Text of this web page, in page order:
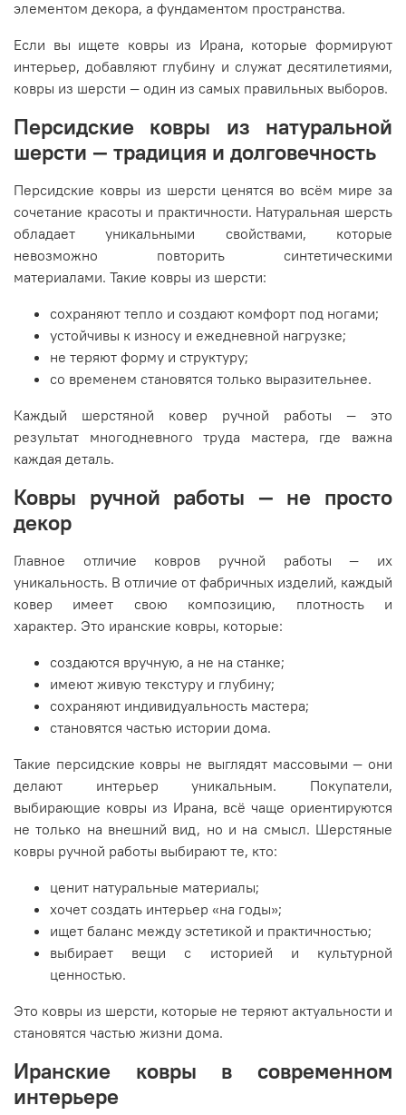
элементом декора, а фундаментом пространства.
Если вы ищете ковры из Ирана, которые формируют
интерьер, добавляют глубину и служат десятилетиями,
ковры из шерсти — один из самых правильных выборов.
Персидские ковры из натуральной
шерсти — традиция и долговечность
Персидские ковры из шерсти ценятся во всём мире за
сочетание красоты и практичности. Натуральная шерсть
обладает уникальными свойствами, которые
невозможно повторить синтетическими
материалами. Такие ковры из шерсти:
сохраняют тепло и создают комфорт под ногами;
устойчивы к износу и ежедневной нагрузке;
не теряют форму и структуру;
со временем становятся только выразительнее.
Каждый шерстяной ковер ручной работы — это
результат многодневного труда мастера, где важна
каждая деталь.
Ковры ручной работы — не просто
декор
Главное отличие ковров ручной работы — их
уникальность. В отличие от фабричных изделий, каждый
ковер имеет свою композицию, плотность и
характер. Это иранские ковры, которые:
создаются вручную, а не на станке;
имеют живую текстуру и глубину;
сохраняют индивидуальность мастера;
становятся частью истории дома.
Такие персидские ковры не выглядят массовыми — они
делают интерьер уникальным. Покупатели,
выбирающие ковры из Ирана, всё чаще ориентируются
не только на внешний вид, но и на смысл. Шерстяные
ковры ручной работы выбирают те, кто:
ценит натуральные материалы;
хочет создать интерьер «на годы»;
ищет баланс между эстетикой и практичностью;
выбирает вещи с историей и культурной
ценностью.
Это ковры из шерсти, которые не теряют актуальности и
становятся частью жизни дома.
Иранские ковры в современном
интерьере